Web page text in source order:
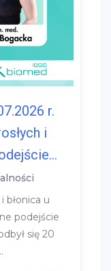
r.
i
błonica u
podejście
się 20